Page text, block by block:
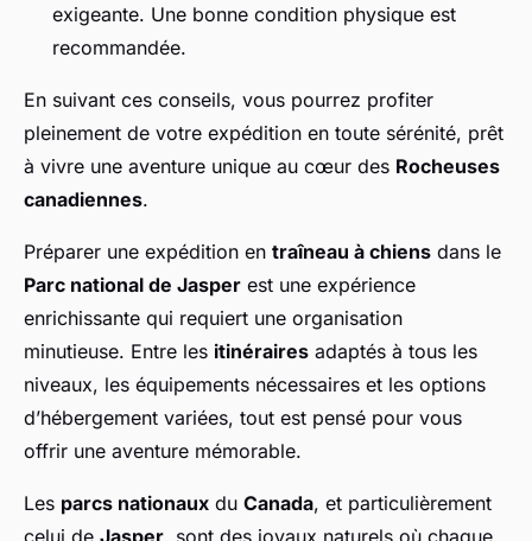
exigeante. Une bonne condition physique est
recommandée.
En suivant ces conseils, vous pourrez profiter
pleinement de votre expédition en toute sérénité, prêt
à vivre une aventure unique au cœur des Rocheuses
canadiennes.
Préparer une expédition en traîneau à chiens dans le
Parc national de Jasper est une expérience
enrichissante qui requiert une organisation
minutieuse. Entre les itinéraires adaptés à tous les
niveaux, les équipements nécessaires et les options
d’hébergement variées, tout est pensé pour vous
offrir une aventure mémorable.
Les parcs nationaux du Canada, et particulièrement
celui de Jasper, sont des joyaux naturels où chaque